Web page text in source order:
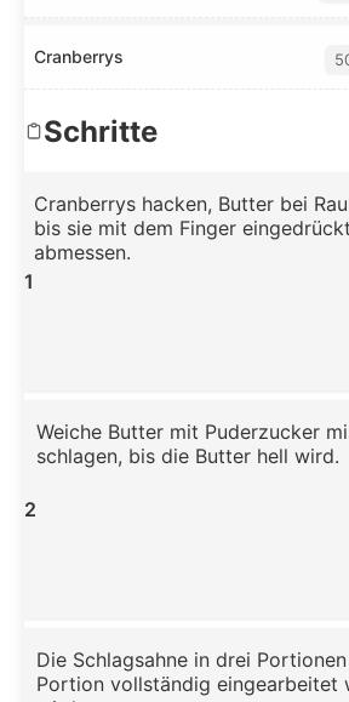
Cranberrys
Schritte
1
Cranberrys hacken, Butter bei
bis sie mit dem Finger
abmessen.
2
Weiche Butter mit Puderzucker
schlagen, bis die Butter hell wird.
Die Schlagsahne in drei
Portion vollständig eingearbeitet